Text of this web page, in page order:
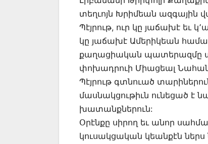
տեղւոյն Խրիմեան ազգային
Պէյրութ, ուր կը յաճախէ
կը յաճախէ Ամերիկեան
քաղացիական պատերազմը
փոխադրուի Միացեալ
Պէյրութ գտնուած
մասնակցութիւն ունեցած է
խատանքներուն:
Օրէնքը սիրող եւ անոր
կուսակցական կեանքէն ներս